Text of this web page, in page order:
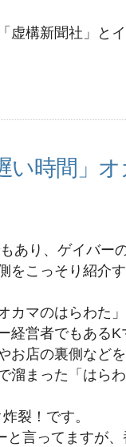
虚構新聞社」と
い時間」
あり、ゲイバー
をこっそり紹介
カマのはらわた
経営者でもある
お店の裏側など
溜まった「はら
裂！です。
と言ってますが